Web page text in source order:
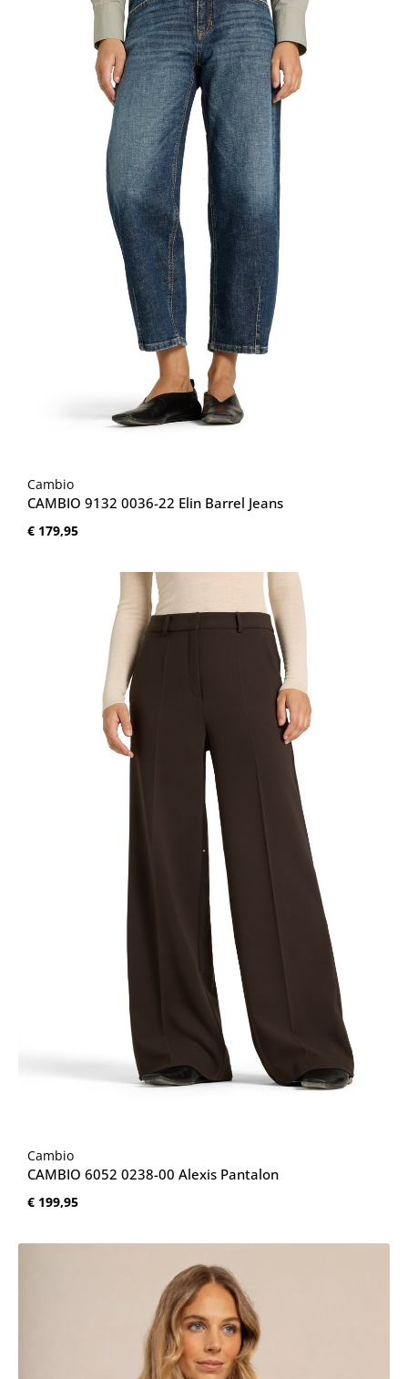
Cambio
CAMBIO 9132 0036-22 Elin Barrel Jeans
Normale prijs:
€ 179,95
Cambio
CAMBIO 6052 0238-00 Alexis Pantalon
Normale prijs:
€ 199,95